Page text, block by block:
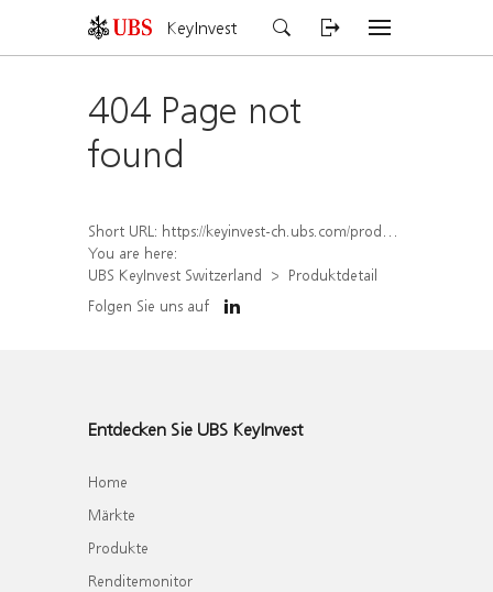
KeyInvest
404 Page not
found
Short URL: https://keyinvest-ch.ubs.com/produkt/detail/index/isin/CH1581943060
You are here:
UBS KeyInvest Switzerland
Produktdetail
Folgen Sie uns auf
Entdecken Sie UBS KeyInvest
Home
Märkte
Produkte
Renditemonitor